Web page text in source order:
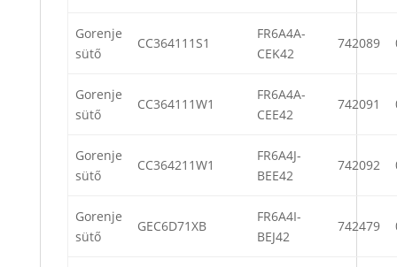
Gorenje
sütő
CC364111S1
FR6A4A-
CEK42
742089
Gorenje
sütő
CC364111W1
FR6A4A-
CEE42
742091
Gorenje
sütő
CC364211W1
FR6A4J-
BEE42
742092
Gorenje
sütő
GEC6D71XB
FR6A4I-
BEJ42
742479